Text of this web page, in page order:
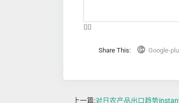
❤️‍🔥
Share This: Google-
上一篇:对日农产品出口趋势